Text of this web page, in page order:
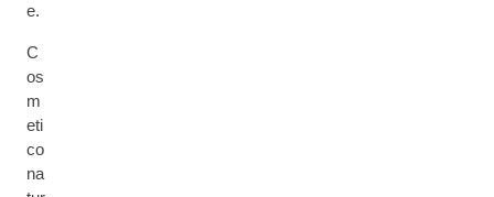
e.
C
os
m
eti
co
na